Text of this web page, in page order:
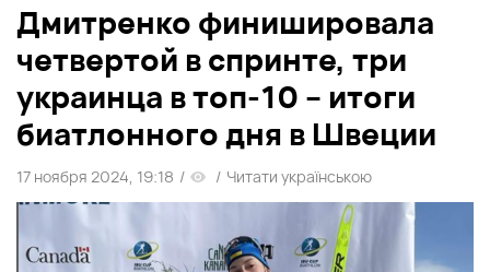
Дмитренко финишировала
четвертой в спринте, три
украинца в топ-10 – итоги
биатлонного дня в Швеции
17 ноября 2024, 19:18 / / Читати українською